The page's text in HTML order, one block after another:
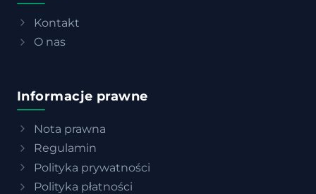
Kontakt
O nas
Informacje prawne
Nota prawna
Regulamin
Polityka prywatności
Polityka płatności